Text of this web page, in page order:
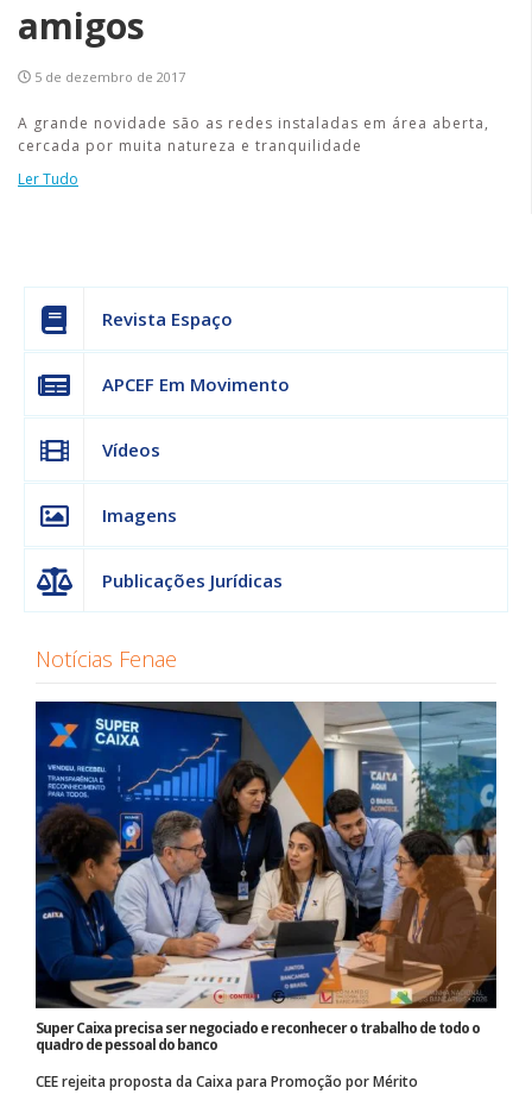
amigos
5 de dezembro de 2017
A grande novidade são as redes instaladas em área aberta,
cercada por muita natureza e tranquilidade
Ler Tudo
Revista Espaço
APCEF Em Movimento
Vídeos
Imagens
Publicações Jurídicas
Notícias Fenae
Super Caixa precisa ser negociado e reconhecer o trabalho de todo o
quadro de pessoal do banco
CEE rejeita proposta da Caixa para Promoção por Mérito